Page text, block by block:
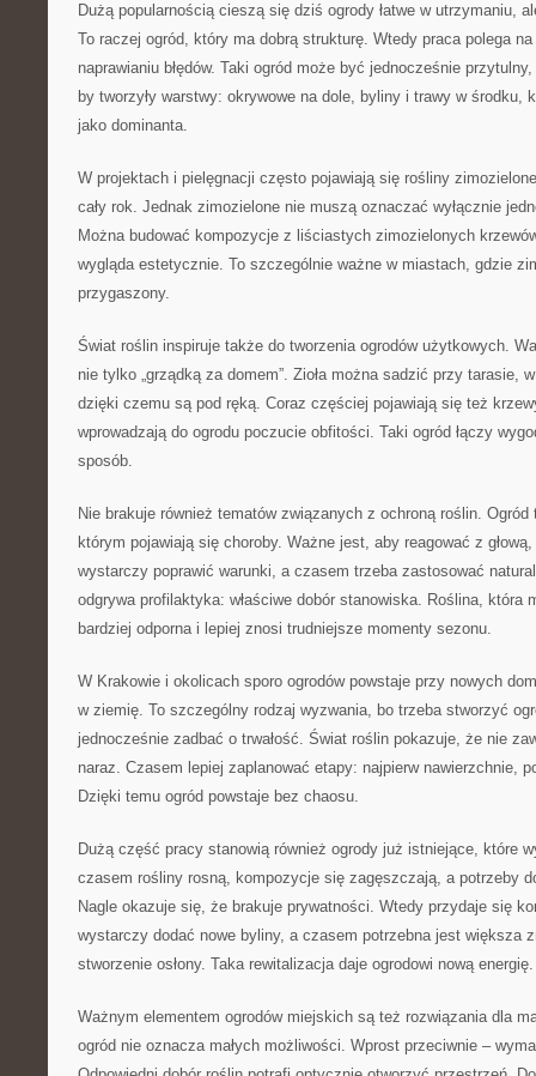
Dużą popularnością cieszą się dziś ogrody łatwe w utrzymaniu,
To raczej ogród, który ma dobrą strukturę. Wtedy praca polega
naprawianiu błędów. Taki ogród może być jednocześnie
by tworzyły warstwy: okrywowe na dole, byliny i trawy w środku,
jako dominanta.
W projektach i pielęgnacji często pojawiają się rośliny
cały rok. Jednak zimozielone nie muszą oznaczać wyłącznie
Można budować kompozycje z liściastych zimozielonych
wygląda estetycznie. To szczególnie ważne w miastach, gdzie
przygaszony.
Świat roślin inspiruje także do tworzenia ogrodów użytkowych.
nie tylko „grządką za domem”. Zioła można sadzić przy tarasie,
dzięki czemu są pod ręką. Coraz częściej pojawiają się też
wprowadzają do ogrodu poczucie obfitości. Taki ogród łączy
sposób.
Nie brakuje również tematów związanych z ochroną roślin.
którym pojawiają się choroby. Ważne jest, aby reagować z
wystarczy poprawić warunki, a czasem trzeba zastosować
odgrywa profilaktyka: właściwe dobór stanowiska. Roślina, która
bardziej odporna i lepiej znosi trudniejsze momenty sezonu.
W Krakowie i okolicach sporo ogrodów powstaje przy nowych
w ziemię. To szczególny rodzaj wyzwania, bo trzeba stworzyć
jednocześnie zadbać o trwałość. Świat roślin pokazuje, że nie
naraz. Czasem lepiej zaplanować etapy: najpierw nawierzchnie,
Dzięki temu ogród powstaje bez chaosu.
Dużą część pracy stanowią również ogrody już istniejące, które
czasem rośliny rosną, kompozycje się zagęszczają, a potrzeby
Nagle okazuje się, że brakuje prywatności. Wtedy przydaje się
wystarczy dodać nowe byliny, a czasem potrzebna jest większa
stworzenie osłony. Taka rewitalizacja daje ogrodowi nową energię.
Ważnym elementem ogrodów miejskich są też rozwiązania dla
ogród nie oznacza małych możliwości. Wprost przeciwnie –